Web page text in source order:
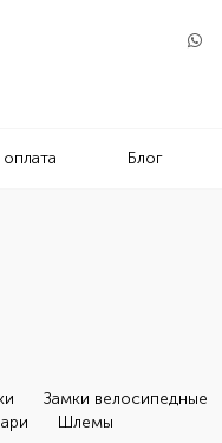
Блог
Замки велосипедные
Шлемы